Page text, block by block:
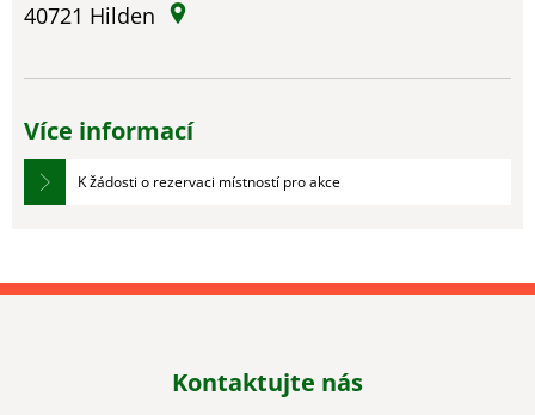
40721 Hilden
Více informací
K žádosti o rezervaci místností pro akce
Kontaktujte nás